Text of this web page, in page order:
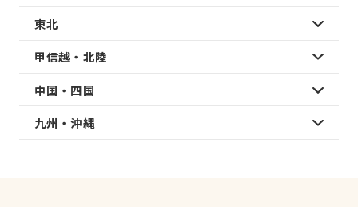
東北
甲信越・北陸
中国・四国
九州・沖縄